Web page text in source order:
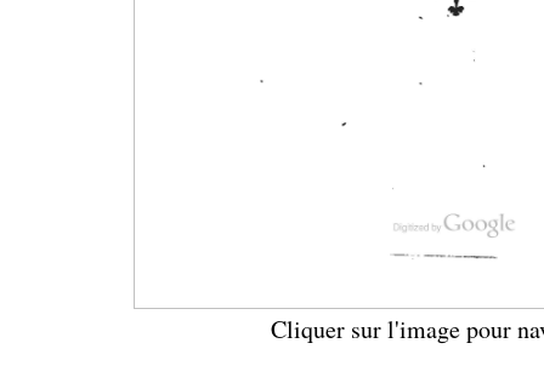
Cliquer sur l'image pour